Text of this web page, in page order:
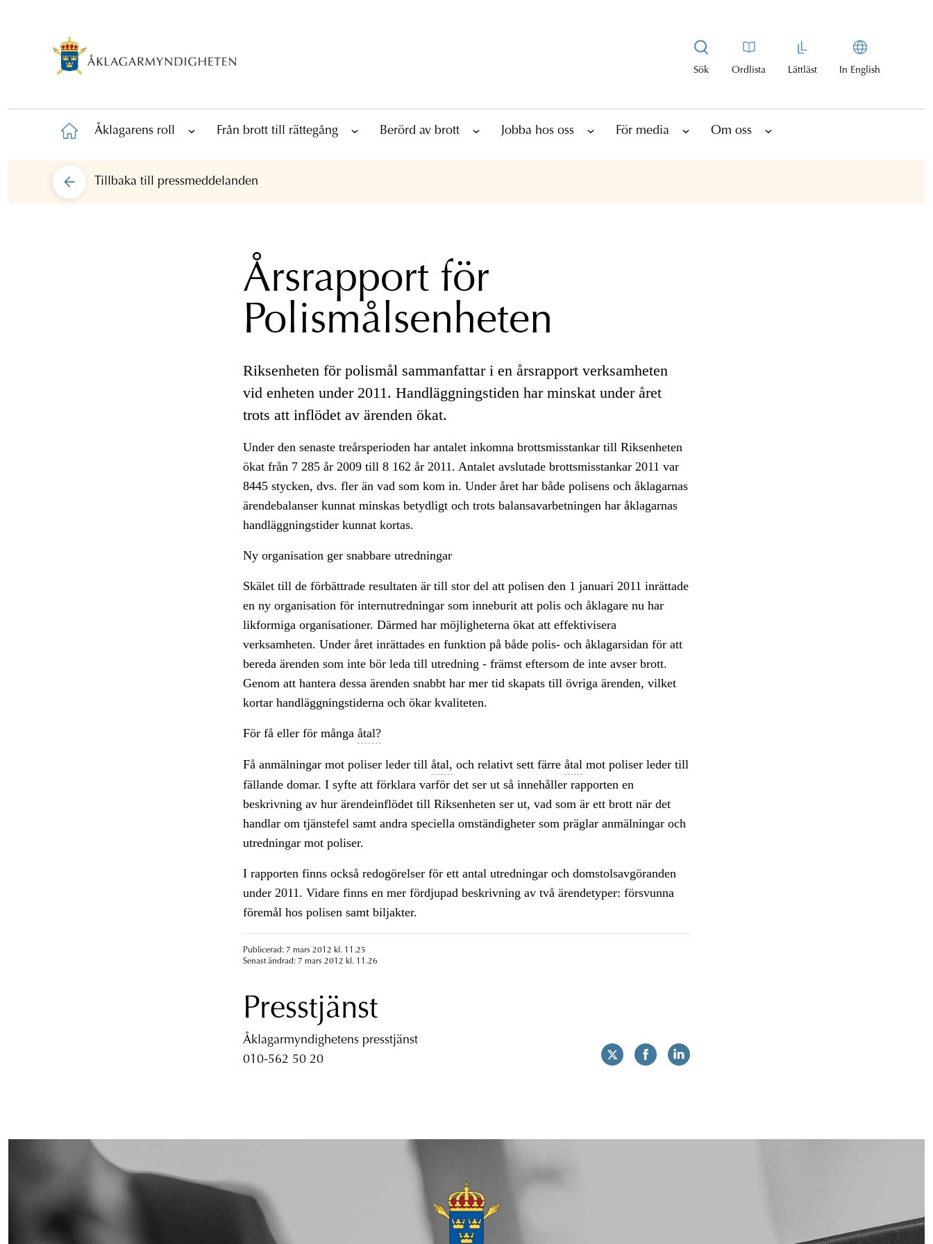
Sök Ordlista Lättläst In English
Åklagarens roll Från brott till rättegång Berörd av brott Jobba hos oss För media Om oss
Tillbaka till pressmeddelanden
Årsrapport för
Polismålsenheten
Riksenheten för polismål sammanfattar i en årsrapport verksamheten
vid enheten under 2011. Handläggningstiden har minskat under året
trots att inflödet av ärenden ökat.
Under den senaste treårsperioden har antalet inkomna brottsmisstankar till Riksenheten
ökat från 7 285 år 2009 till 8 162 år 2011. Antalet avslutade brottsmisstankar 2011 var
8445 stycken, dvs. fler än vad som kom in. Under året har både polisens och åklagarnas
ärendebalanser kunnat minskas betydligt och trots balansavarbetningen har åklagarnas
handläggningstider kunnat kortas.
Ny organisation ger snabbare utredningar
Skälet till de förbättrade resultaten är till stor del att polisen den 1 januari 2011 inrättade
en ny organisation för internutredningar som inneburit att polis och åklagare nu har
likformiga organisationer. Därmed har möjligheterna ökat att effektivisera
verksamheten. Under året inrättades en funktion på både polis- och åklagarsidan för att
bereda ärenden som inte bör leda till utredning - främst eftersom de inte avser brott.
Genom att hantera dessa ärenden snabbt har mer tid skapats till övriga ärenden, vilket
kortar handläggningstiderna och ökar kvaliteten.
För få eller för många åtal?
Få anmälningar mot poliser leder till åtal, och relativt sett färre åtal mot poliser leder till
fällande domar. I syfte att förklara varför det ser ut så innehåller rapporten en
beskrivning av hur ärendeinflödet till Riksenheten ser ut, vad som är ett brott när det
handlar om tjänstefel samt andra speciella omständigheter som präglar anmälningar och
utredningar mot poliser.
I rapporten finns också redogörelser för ett antal utredningar och domstolsavgöranden
under 2011. Vidare finns en mer fördjupad beskrivning av två ärendetyper: försvunna
föremål hos polisen samt biljakter.
Publicerad: 7 mars 2012 kl. 11.25
Senast ändrad: 7 mars 2012 kl. 11.26
Presstjänst
Åklagarmyndighetens presstjänst
010-562 50 20